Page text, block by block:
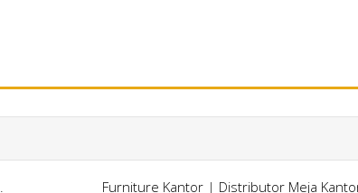
Furniture Kantor | Distributor Meja